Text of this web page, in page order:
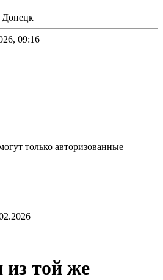
Донецк
09:16
только авторизованные
той же